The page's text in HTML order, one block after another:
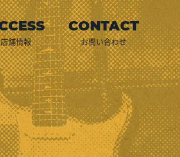
店舗情報 お問い合わせ